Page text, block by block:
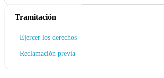
Tramitación
Ejercer los derechos
Reclamación previa